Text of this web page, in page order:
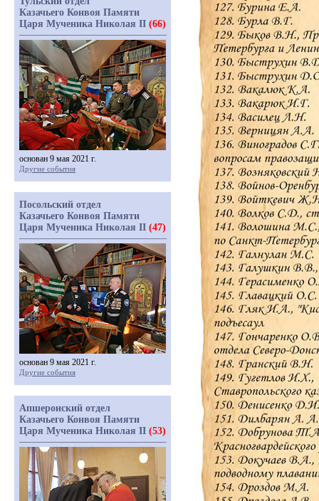
Казачьего Конвоя Памяти
Царя Мученика Николая II (66)
основан 9 мая 2021 г.
Другие события
Посольский отдел
Казачьего Конвоя Памяти
Царя Мученика Николая II (47)
основан 9 мая 2021 г.
Другие события
Апшеронский отдел
Казачьего Конвоя Памяти
Царя Мученика Николая II (53)